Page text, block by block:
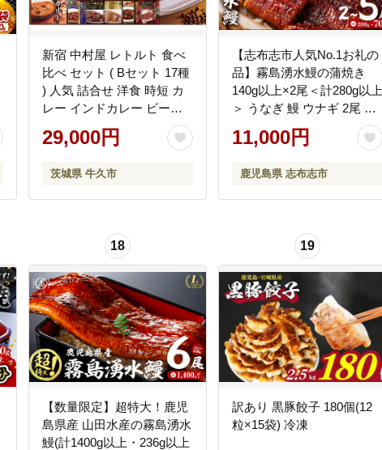
新宿 中村屋 レトルト 食べ
比べ セット ( Bセット 17種
) 人気 詰合せ 洋食 時短 カ
レー インドカレー ビーフ
カレー 欧風カレー 数量限
定 贈答品 保存用 ストック
ンジ
29,000円
茨城県 牛久市
【志布志市人気No.1お礼の
品】霧島湧水鰻の蒲焼き
140g以上×2尾＜計280g以上
＞ うなぎ 鰻 ウナギ 2尾 国
産 九州産 蒲焼き かばやき
冷凍 うな重 ひつまぶし タ
a1-157-yy
11,000円
鹿児島県 志布志市
18
【数量限定】超特大！鹿児
島県産 山田水産の霧島湧水
鰻(計1400g以上・236g以上
19
訳あり 黒豚餃子 180個(12
粒×15袋) 冷凍